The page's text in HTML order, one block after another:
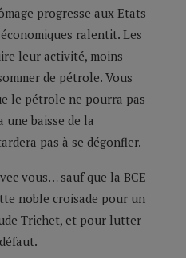
progresse aux Etats-
ralentit. Les
leur activité, moins
de pétrole. Vous
le pétrole ne pourra pas
une baisse de la
pas à se dégonfler.
vous… sauf que la BCE
noble croisade pour un
Trichet, et pour lutter